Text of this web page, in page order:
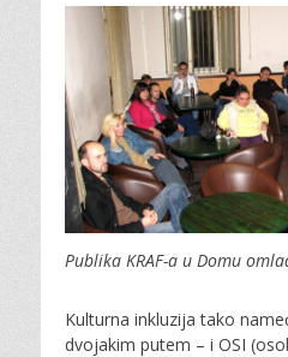
Publika KRAF-a u Domu
Kulturna inkluzija tako
dvojakim putem – i OSI